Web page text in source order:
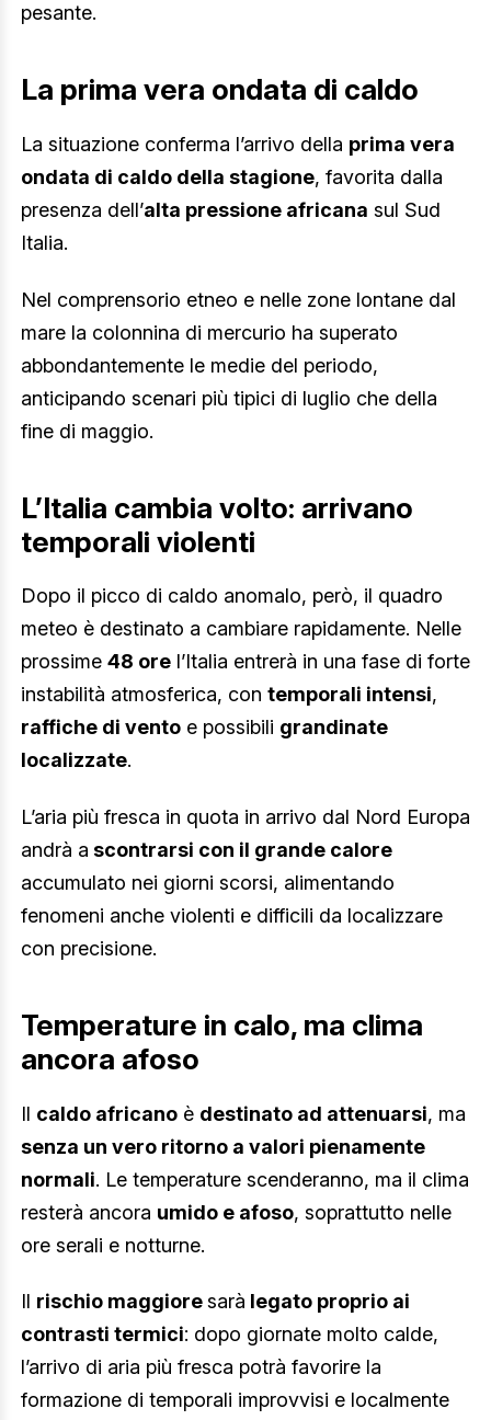
pesante.
La prima vera ondata di caldo
La situazione conferma l’arrivo della prima vera
ondata di caldo della stagione, favorita dalla
presenza dell’alta pressione africana sul Sud
Italia.
Nel comprensorio etneo e nelle zone lontane dal
mare la colonnina di mercurio ha superato
abbondantemente le medie del periodo,
anticipando scenari più tipici di luglio che della
fine di maggio.
L’Italia cambia volto: arrivano
temporali violenti
Dopo il picco di caldo anomalo, però, il quadro
meteo è destinato a cambiare rapidamente. Nelle
prossime 48 ore l’Italia entrerà in una fase di forte
instabilità atmosferica, con temporali intensi,
raffiche di vento e possibili grandinate
localizzate.
L’aria più fresca in quota in arrivo dal Nord Europa
andrà a scontrarsi con il grande calore
accumulato nei giorni scorsi, alimentando
fenomeni anche violenti e difficili da localizzare
con precisione.
Temperature in calo, ma clima
ancora afoso
Il caldo africano è destinato ad attenuarsi, ma
senza un vero ritorno a valori pienamente
normali. Le temperature scenderanno, ma il clima
resterà ancora umido e afoso, soprattutto nelle
ore serali e notturne.
Il rischio maggioresarà legato proprio ai
contrasti termici: dopo giornate molto calde,
l’arrivo di aria più fresca potrà favorire la
formazione di temporali improvvisi e localmente